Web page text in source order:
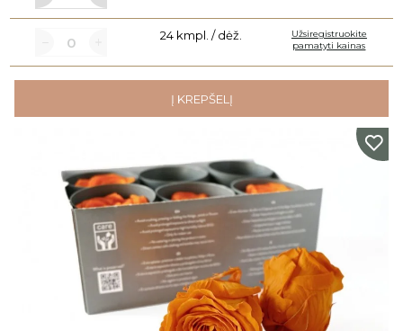
24 kmpl. / dėž.
Užsiregistruokite
pamatyti kainas
Į KREPŠELĮ